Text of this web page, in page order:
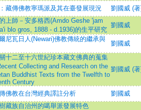
藏傳佛教寧瑪派及其在臺發展現況
劉國威 (
上師－安多格西(Amdo Geshe 'jam
blo gros, 1888 - d.1936)的生平研究
劉國威
尼瓦日人(Newari)佛教傳統的繼承與
劉國威
十二至十六世紀珍本藏文佛典的蒐集
Collecting and Research on the
Buddhist Texts from the Twelfth to
Century
劉國威 (
佛教在台灣經典譯註分析
劉國威
藏族自治州的噶舉派發展特色